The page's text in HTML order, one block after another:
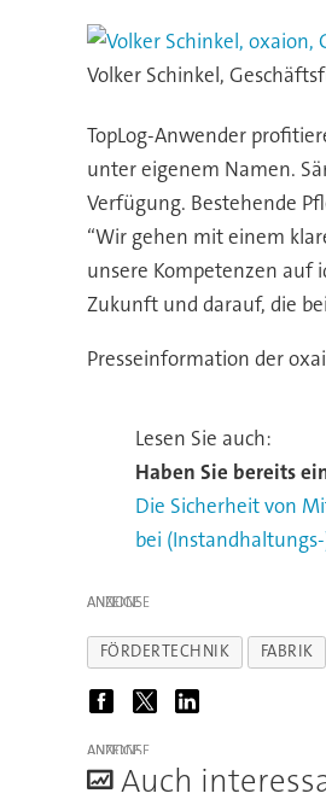
Volker Schinkel,
TopLog-Anwender
unter eigenem Namen.
Verfügung. Bestehende
“Wir gehen mit einem
unsere Kompetenzen auf
Zukunft und darauf, die
Presseinformation der
Lesen Sie auch:
Haben Sie bereits
Die Sicherheit von
bei
ANZEIGE
FÖRDERTECHNIK FABRIK
ANZEIGE
Auch